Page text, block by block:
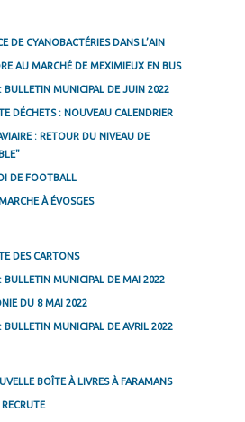
DE CYANOBACTÉRIES DANS L’AIN
AU MARCHÉ DE MEXIMIEUX EN BUS
BULLETIN MUNICIPAL DE JUIN 2022
DÉCHETS : NOUVEAU CALENDRIER
: RETOUR DU NIVEAU DE
DE FOOTBALL
À ÉVOSGES
DES CARTONS
BULLETIN MUNICIPAL DE MAI 2022
DU 8 MAI 2022
BULLETIN MUNICIPAL DE AVRIL 2022
BOÎTE À LIVRES À FARAMANS
RECRUTE